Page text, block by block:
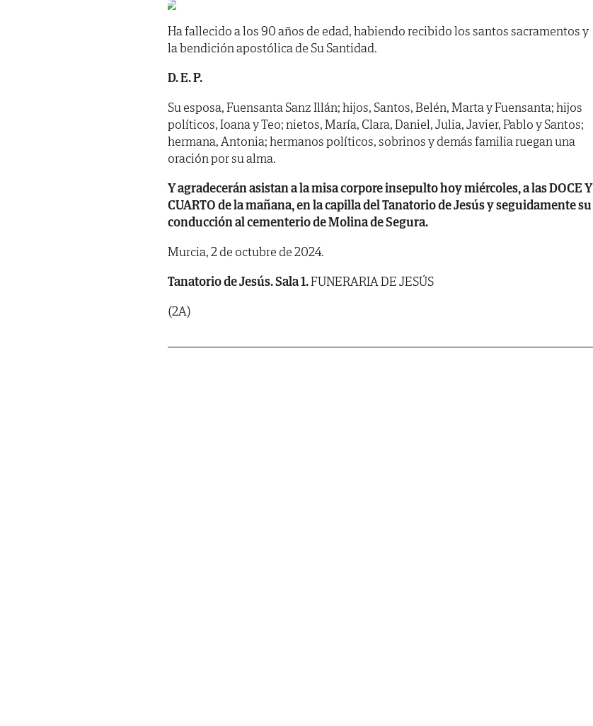
Ha fallecido a los 90 años de edad, habiendo recibido los santos sacramentos y
la bendición apostólica de Su Santidad.
D. E. P.
Su esposa, Fuensanta Sanz Illán; hijos, Santos, Belén, Marta y Fuensanta; hijos
políticos, Ioana y Teo; nietos, María, Clara, Daniel, Julia, Javier, Pablo y Santos;
hermana, Antonia; hermanos políticos, sobrinos y demás familia ruegan una
oración por su alma.
Y agradecerán asistan a la misa corpore insepulto hoy miércoles, a las DOCE Y
CUARTO de la mañana, en la capilla del Tanatorio de Jesús y seguidamente su
conducción al cementerio de Molina de Segura.
Murcia, 2 de octubre de 2024.
Tanatorio de Jesús. Sala 1.FUNERARIA DE JESÚS
(2A)